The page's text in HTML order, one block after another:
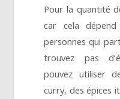
Pour la quantité
car cela
personnes qui
trouvez pas
pouvez utiliser
curry, des épices